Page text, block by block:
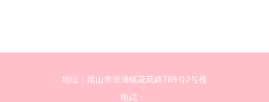
地址：昆山市张浦镇花苑路789号2号楼
电话：-